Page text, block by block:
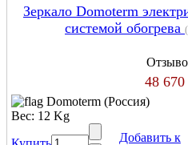
Зеркало Domoterm
системой обогрева
48 670
Domoterm (Россия)
Вес: 12 Kg
Добавить к